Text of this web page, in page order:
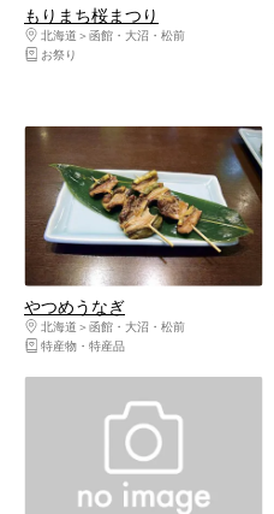
もりまち桜まつり
北海道
函館・大沼・松前
お祭り
やつめうなぎ
北海道
函館・大沼・松前
特産物・特産品